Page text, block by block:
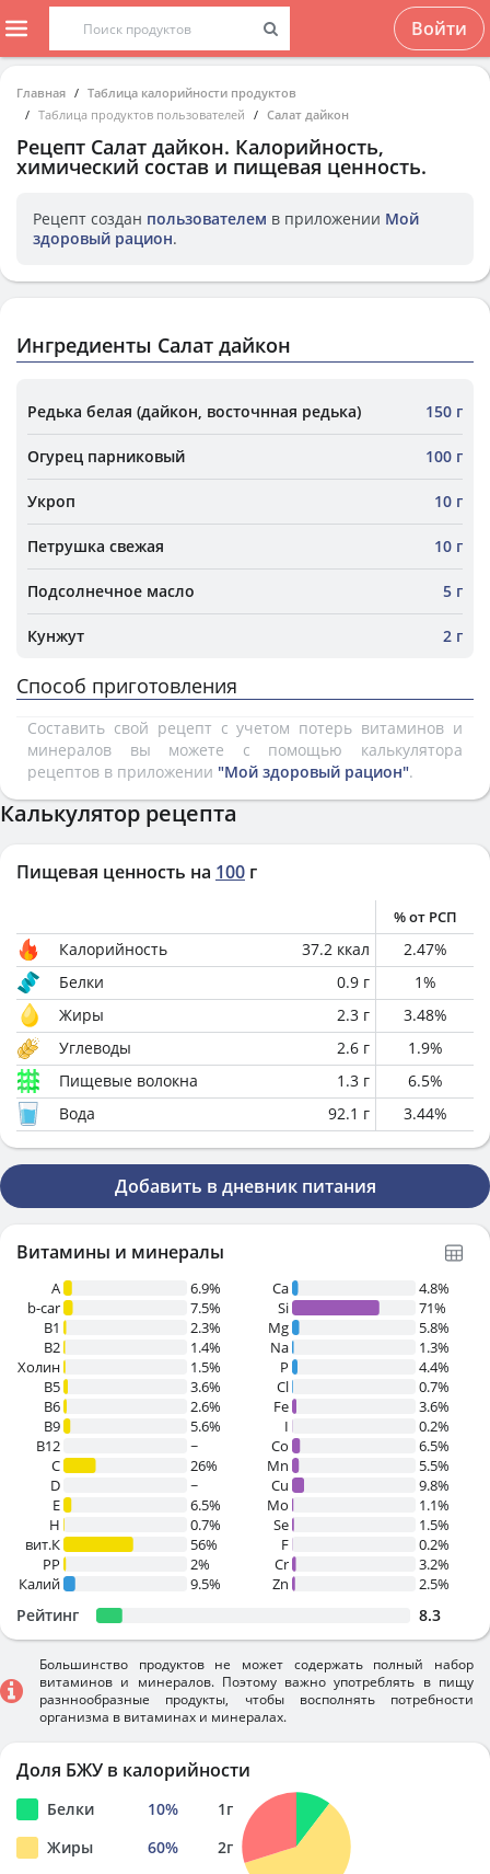
Войти
Главная
Таблица калорийности продуктов
Таблица продуктов пользователей
Салат дайкон
Рецепт Салат дайкон. Калорийность,
химический состав и пищевая ценность.
Рецепт создан пользователем в приложении Мой
здоровый рацион.
Ингредиенты Салат дайкон
Редька белая (дайкон, восточнная редька) 150 г
Огурец парниковый 100 г
Укроп 10 г
Петрушка свежая 10 г
Подсолнечное масло 5 г
Кунжут 2 г
Способ приготовления
Составить свой рецепт с учетом потерь витаминов и
минералов вы можете с помощью калькулятора
рецептов в приложении "Мой здоровый рацион".
Калькулятор рецепта
Пищевая ценность на 100 г
% от РСП
Калорийность 37.2 ккал 2.47%
Белки
0.9 г 1%
Жиры
2.3 г 3.48%
Углеводы
2.6 г 1.9%
Пищевые волокна
1.3 г 6.5%
Вода
92.1 г 3.44%
Добавить в дневник питания
Витамины и минералы
A
6.9%
b-car
7.5%
В1
2.3%
B2
1.4%
Холин
1.5%
B5
3.6%
B6
2.6%
B9
5.6%
B12
~
C
26%
D
~
E
6.5%
H
0.7%
вит.К
56%
PP
2%
Калий
9.5%
Ca
4.8%
Si
71%
Mg
5.8%
Na
1.3%
P
4.4%
Cl
0.7%
Fe
3.6%
I
0.2%
Co
6.5%
Mn
5.5%
Cu
9.8%
Mo
1.1%
Se
1.5%
F
0.2%
Cr
3.2%
Zn
2.5%
Рейтинг 8.3
Большинство продуктов не может содержать полный набор
витаминов и минералов. Поэтому важно употреблять в пищу
разннообразные продукты, чтобы восполнять потребности
организма в витаминах и минералах.
Доля БЖУ в калорийности
Белки 10% 1г
Жиры
60% 2г